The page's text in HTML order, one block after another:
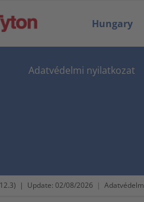
Hungary
Adatvédelmi nyilatkozat
| Update: 02/08/2026 |